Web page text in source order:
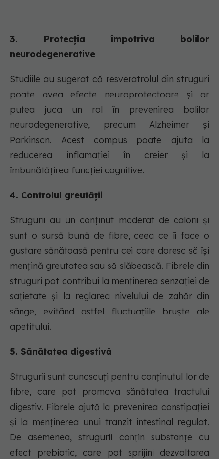
3. Protecția împotriva bolilor
neurodegenerative
Studiile au sugerat că resveratrolul din struguri
poate avea efecte neuroprotectoare și ar
putea juca un rol în prevenirea bolilor
neurodegenerative, precum Alzheimer și
Parkinson. Acest compus poate ajuta la
reducerea inflamației în creier și la
îmbunătățirea funcției cognitive.
4. Controlul greutății
Strugurii au un conținut moderat de calorii și
sunt o sursă bună de fibre, ceea ce îi face o
gustare sănătoasă pentru cei care doresc să își
mențină greutatea sau să slăbească. Fibrele din
struguri pot contribui la menținerea senzației de
sațietate și la reglarea nivelului de zahăr din
sânge, evitând astfel fluctuațiile bruște ale
apetitului.
5. Sănătatea digestivă
Strugurii sunt cunoscuți pentru conținutul lor de
fibre, care pot promova sănătatea tractului
digestiv. Fibrele ajută la prevenirea constipației
și la menținerea unui tranzit intestinal regulat.
De asemenea, strugurii conțin substanțe cu
efect prebiotic, care pot sprijini dezvoltarea